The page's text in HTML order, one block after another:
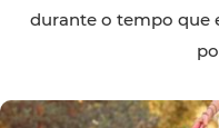
durante o tempo que